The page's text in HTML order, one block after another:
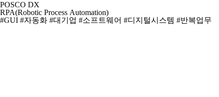
POSCO DX
RPA(Robotic Process Automation)
#GUI #자동화 #대기업 #소프트웨어 #디지털시스템 #반복업무